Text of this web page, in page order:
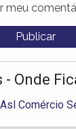
meu
Onde
Asl Comércio